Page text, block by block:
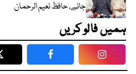
جائے، حافظ نعیم الرحمان
ہمیں فالو کریں
Twitter Facebook